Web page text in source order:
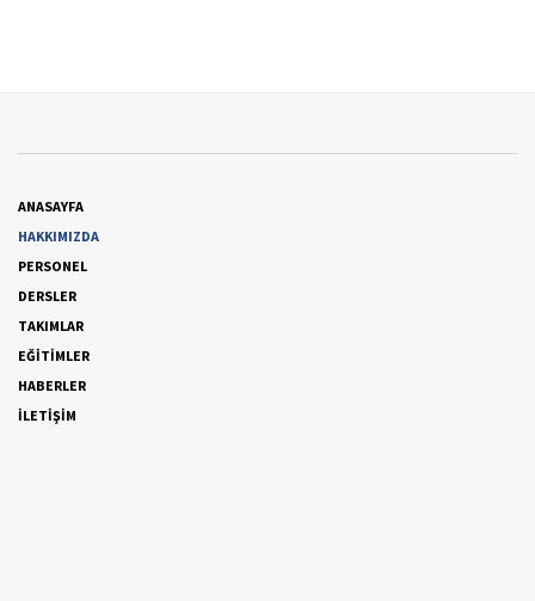
ANASAYFA
HAKKIMIZDA
PERSONEL
DERSLER
TAKIMLAR
EĞİTİMLER
HABERLER
İLETİŞİM